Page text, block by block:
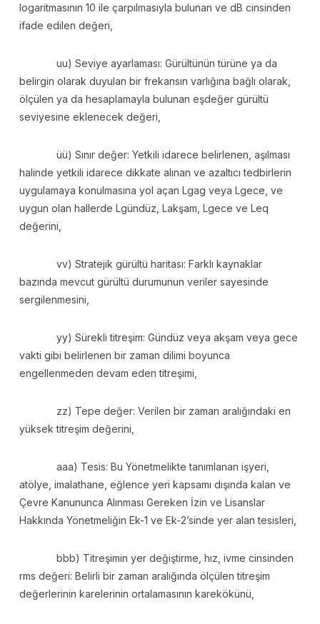
logaritmasının 10 ile çarpılmasıyla bulunan ve dB cinsinden
ifade edilen değeri,
uu) Seviye ayarlaması: Gürültünün türüne ya da
belirgin olarak duyulan bir frekansın varlığına bağlı olarak,
ölçülen ya da hesaplamayla bulunan eşdeğer gürültü
seviyesine eklenecek değeri,
üü) Sınır değer: Yetkili idarece belirlenen, aşılması
halinde yetkili idarece dikkate alınan ve azaltıcı tedbirlerin
uygulamaya konulmasına yol açan Lgag veya Lgece, ve
uygun olan hallerde Lgündüz, Lakşam, Lgece ve Leq
değerini,
vv) Stratejik gürültü haritası: Farklı kaynaklar
bazında mevcut gürültü durumunun veriler sayesinde
sergilenmesini,
yy) Sürekli titreşim: Gündüz veya akşam veya gece
vakti gibi belirlenen bir zaman dilimi boyunca
engellenmeden devam eden titreşimi,
zz) Tepe değer: Verilen bir zaman aralığındaki en
yüksek titreşim değerini,
aaa) Tesis: Bu Yönetmelikte tanımlanan işyeri,
atölye, imalathane, eğlence yeri kapsamı dışında kalan ve
Çevre Kanununca Alınması Gereken İzin ve Lisanslar
Hakkında Yönetmeliğin Ek-1 ve Ek-2’sinde yer alan tesisleri,
bbb) Titreşimin yer değiştirme, hız, ivme cinsinden
rms değeri: Belirli bir zaman aralığında ölçülen titreşim
değerlerinin karelerinin ortalamasının karekökünü,